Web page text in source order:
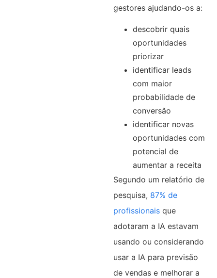
gestores ajudando-os a:
descobrir quais
oportunidades
priorizar
identificar leads
com maior
probabilidade de
conversão
identificar novas
oportunidades com
potencial de
aumentar a receita
Segundo um relatório de
pesquisa, 87% de
profissionaisque
adotaram a IA estavam
usando ou considerando
usar a IA para previsão
de vendas e melhorar a